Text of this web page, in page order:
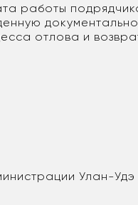
работы
отлова и
Улан-Удэ